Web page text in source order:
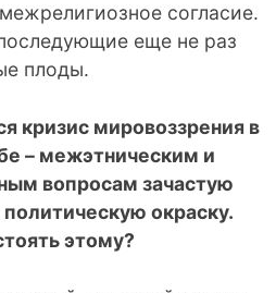
согласие.
еще не раз
плоды.
кризис мировоззрения в
– межэтническим и
вопросам зачастую
окраску.
этому?